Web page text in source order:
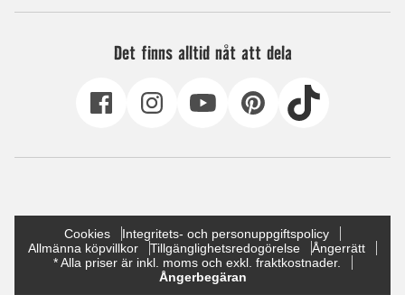
Det finns alltid nåt att dela
Cookies
Integritets- och personuppgiftspolicy
Allmänna köpvillkor
Tillgänglighetsredogörelse
Ångerrätt
* Alla priser är inkl. moms och exkl. fraktkostnader.
Ångerbegäran